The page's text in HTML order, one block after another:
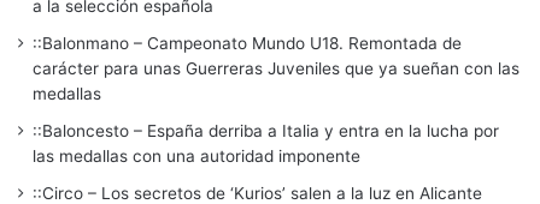
a la selección española
::Balonmano – Campeonato Mundo U18. Remontada de
carácter para unas Guerreras Juveniles que ya sueñan con las
medallas
::Baloncesto – España derriba a Italia y entra en la lucha por
las medallas con una autoridad imponente
::Circo – Los secretos de ‘Kurios’ salen a la luz en Alicante